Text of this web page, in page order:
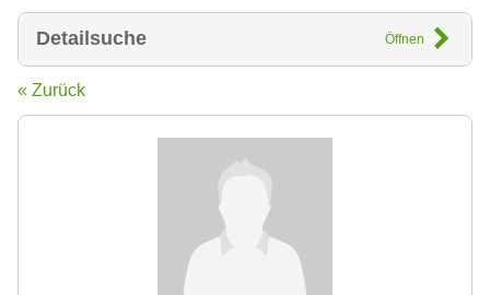
Detailsuche Öffnen
« Zurück